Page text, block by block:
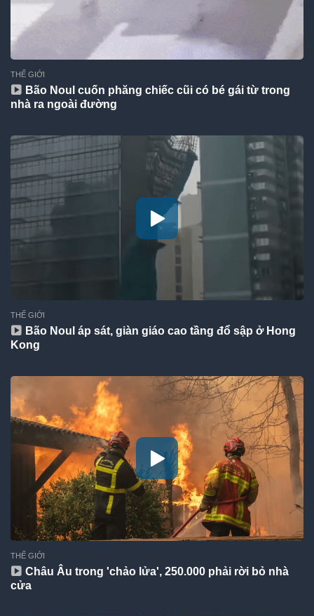
THẾ GIỚI
Bão Noul cuốn phăng chiếc cũi có bé gái từ trong
nhà ra ngoài đường
THẾ GIỚI
Bão Noul áp sát, giàn giáo cao tầng đổ sập ở Hong
Kong
THẾ GIỚI
Châu Âu trong 'chảo lửa', 250.000 phải rời bỏ nhà
cửa